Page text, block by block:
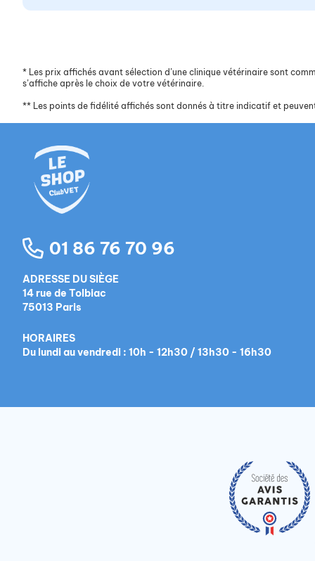
* Les prix affichés avant sélection d’une clinique vétérinaire sont
s’affiche après le choix de votre vétérinaire.
** Les points de fidélité affichés sont donnés à titre indicatif et
01 86 76 70 96
ADRESSE DU SIÈGE
14 rue de Tolbiac
75013 Paris
HORAIRES
Du lundi au vendredi : 10h - 12h30 / 13h30 - 16h30